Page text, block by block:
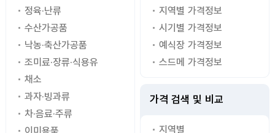
정육·난류
수산가공품
낙농·축산가공품
조미료·장류·식용유
채소
과자·빙과류
차·음료·주류
지역별 가격정보
시기별 가격정보
예식장 가격정보
스드메 가격정보
가격 검색 및 비교
지역별